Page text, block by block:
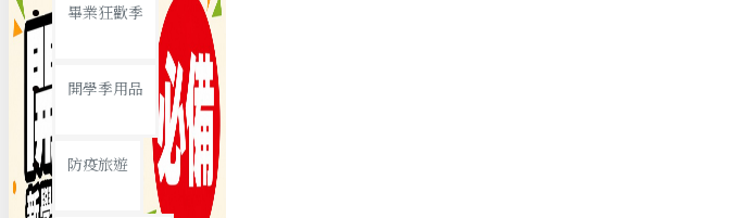
19元專區
39元專區
畢業狂歡季
開學季用品
防疫旅遊